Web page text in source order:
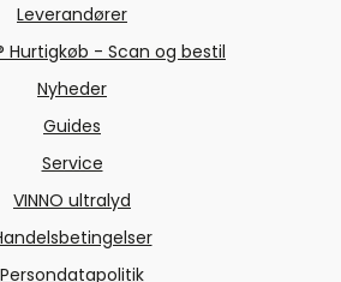
Leverandører
Hurtigkøb - Scan og bestil
Nyheder
Guides
Service
VINNO ultralyd
Persondatapolitik